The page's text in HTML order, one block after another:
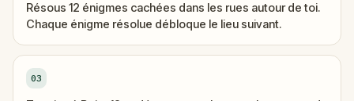
Résous 12 énigmes cachées dans les rues autour de toi.
Chaque énigme résolue débloque le lieu suivant.
03